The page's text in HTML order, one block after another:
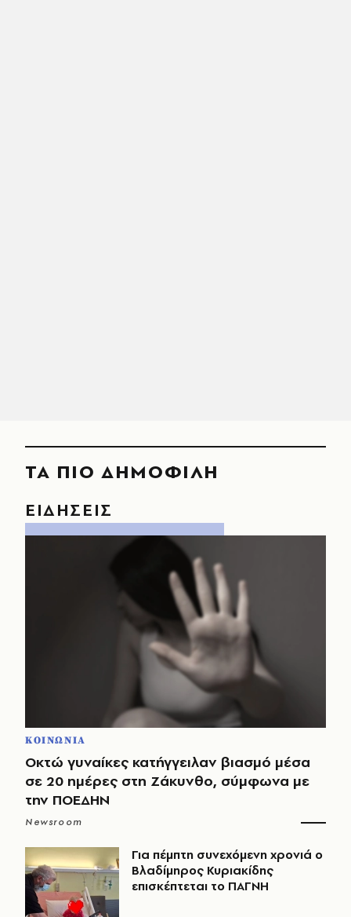
ΤΑ ΠΙΟ ΔΗΜΟΦΙΛΗ
ΕΙΔΗΣΕΙΣ
ΚΟΙΝΩΝΙΑ
Οκτώ γυναίκες κατήγγειλαν βιασμό μέσα
σε 20 ημέρες στη Ζάκυνθο, σύμφωνα με
την ΠΟΕΔΗΝ
Newsroom
Για πέμπτη συνεχόμενη χρονιά ο
Βλαδίμηρος Κυριακίδης
επισκέπτεται το ΠΑΓΝΗ